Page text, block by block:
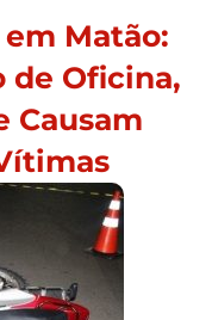
Matão:
de Oficina,
Causam